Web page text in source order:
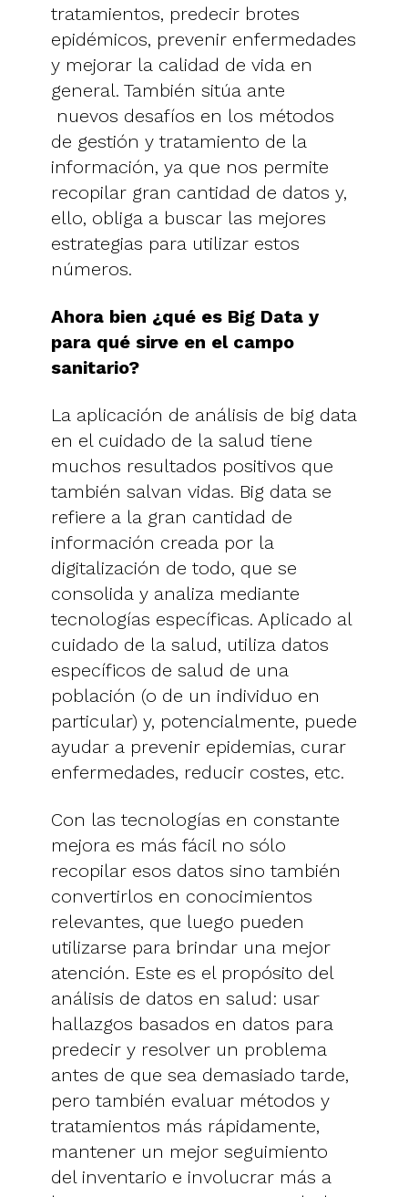
tratamientos, predecir brotes
epidémicos, prevenir enfermedades
y mejorar la calidad de vida en
general. También sitúa ante
nuevos desafíos en los métodos
de gestión y tratamiento de la
información, ya que nos permite
recopilar gran cantidad de datos y,
ello, obliga a buscar las mejores
estrategias para utilizar estos
números.
Ahora bien ¿qué es Big Data y
para qué sirve en el campo
sanitario?
La aplicación de análisis de big data
en el cuidado de la salud tiene
muchos resultados positivos que
también salvan vidas. Big data se
refiere a la gran cantidad de
información creada por la
digitalización de todo, que se
consolida y analiza mediante
tecnologías específicas. Aplicado al
cuidado de la salud, utiliza datos
específicos de salud de una
población (o de un individuo en
particular) y, potencialmente, puede
ayudar a prevenir epidemias, curar
enfermedades, reducir costes, etc.
Con las tecnologías en constante
mejora es más fácil no sólo
recopilar esos datos sino también
convertirlos en conocimientos
relevantes, que luego pueden
utilizarse para brindar una mejor
atención. Este es el propósito del
análisis de datos en salud: usar
hallazgos basados ​​en datos para
predecir y resolver un problema
antes de que sea demasiado tarde,
pero también evaluar métodos y
tratamientos más rápidamente,
mantener un mejor seguimiento
del inventario e involucrar más a